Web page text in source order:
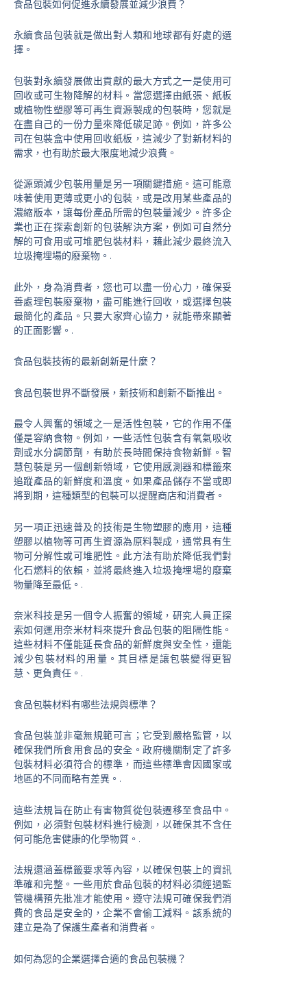
食品包裝如何促進永續發展並減少浪費？
永續食品包裝就是做出對人類和地球都有好處的選
擇。
包裝對永續發展做出貢獻的最大方式之一是使用可
回收或可生物降解的材料。當您選擇由紙張、紙板
或植物性塑膠等可再生資源製成的包裝時，您就是
在盡自己的一份力量來降低碳足跡。例如，許多公
司在包裝盒中使用回收紙板，這減少了對新材料的
需求，也有助於最大限度地減少浪費。
從源頭減少包裝用量是另一項關鍵措施。這可能意
味著使用更薄或更小的包裝，或是改用某些產品的
濃縮版本，讓每份產品所需的包裝量減少。許多企
業也正在探索創新的包裝解決方案，例如可自然分
解的可食用或可堆肥包裝材料，藉此減少最終流入
垃圾掩埋場的廢棄物。.
此外，身為消費者，您也可以盡一份心力，確保妥
善處理包裝廢棄物，盡可能進行回收，或選擇包裝
最簡化的產品。只要大家齊心協力，就能帶來顯著
的正面影響。.
食品包裝技術的最新創新是什麼？
食品包裝世界不斷發展，新技術和創新不斷推出。
最令人興奮的領域之一是活性包裝，它的作用不僅
僅是容納食物。例如，一些活性包裝含有氧氣吸收
劑或水分調節劑，有助於長時間保持食物新鮮。智
慧包裝是另一個創新領域，它使用感測器和標籤來
追蹤產品的新鮮度和溫度。如果產品儲存不當或即
將到期，這種類型的包裝可以提醒商店和消費者。
另一項正迅速普及的技術是生物塑膠的應用，這種
塑膠以植物等可再生資源為原料製成，通常具有生
物可分解性或可堆肥性。此方法有助於降低我們對
化石燃料的依賴，並將最終進入垃圾掩埋場的廢棄
物量降至最低。.
奈米科技是另一個令人振奮的領域，研究人員正探
索如何運用奈米材料來提升食品包裝的阻隔性能。
這些材料不僅能延長食品的新鮮度與安全性，還能
減少包裝材料的用量。其目標是讓包裝變得更智
慧、更負責任。.
食品包裝材料有哪些法規與標準？
食品包裝並非毫無規範可言；它受到嚴格監管，以
確保我們所食用食品的安全。政府機關制定了許多
包裝材料必須符合的標準，而這些標準會因國家或
地區的不同而略有差異。.
這些法規旨在防止有害物質從包裝遷移至食品中。
例如，必須對包裝材料進行檢測，以確保其不含任
何可能危害健康的化學物質。.
法規還涵蓋標籤要求等內容，以確保包裝上的資訊
準確和完整。一些用於食品包裝的材料必須經過監
管機構預先批准才能使用。遵守法規可確保我們消
費的食品是安全的，企業不會偷工減料。該系統的
建立是為了保護生產者和消費者。
如何為您的企業選擇合適的食品包裝機？